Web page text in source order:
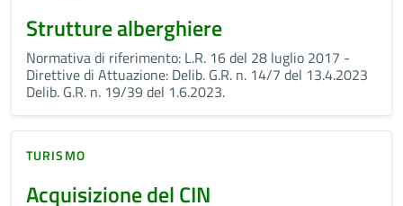
Strutture alberghiere
Normativa di riferimento: L.R. 16 del 28 luglio 2017 -
Direttive di Attuazione: Delib. G.R. n. 14/7 del 13.4.2023
Delib. G.R. n. 19/39 del 1.6.2023.
TURISMO
Acquisizione del CIN